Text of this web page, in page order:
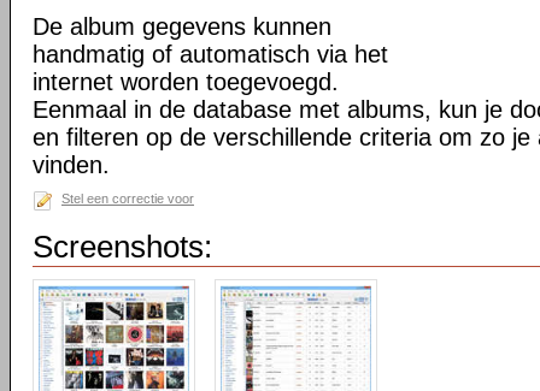
De album gegevens kunnen
handmatig of automatisch via het
internet worden toegevoegd.
Eenmaal in de database met albums, kun je
en filteren op de verschillende criteria om zo
vinden.
Stel een correctie voor
Screenshots: